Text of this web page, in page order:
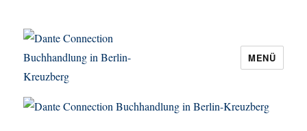
Dante Connection Buchhandlung in
MENÜ